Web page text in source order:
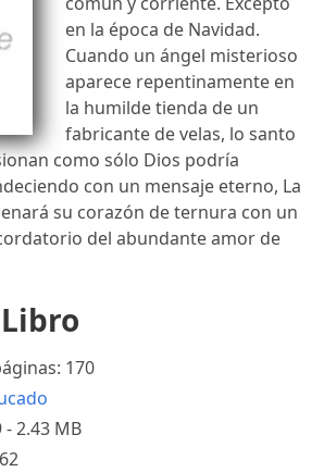
en la época de Navidad.
Cuando un ángel misterioso
aparece repentinamente en
la humilde tienda de un
fabricante de velas, lo santo
como sólo Dios podría
con un mensaje eterno, La
su corazón de ternura con un
del abundante amor de
170
- 2.43 MB